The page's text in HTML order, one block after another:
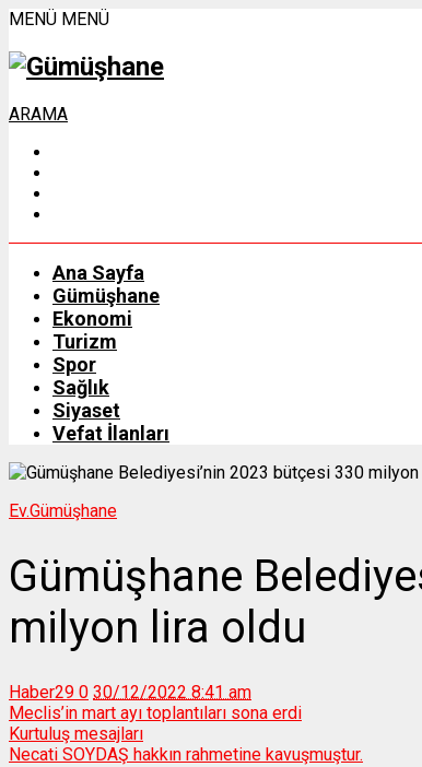
MENÜ MENÜ
ARAMA
Ana Sayfa
Gümüşhane
Ekonomi
Turizm
Spor
Sağlık
Siyaset
Vefat İlanları
Ev.Gümüşhane
Gümüşhane
milyon lira oldu
Haber29 0 30/12/2022 8:41 am
Meclis’in mart ayı toplantıları sona erdi
Kurtuluş mesajları
Necati SOYDAŞ hakkın rahmetine kavuşmuştur.